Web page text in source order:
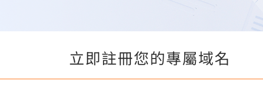
立即註冊您的專屬域名